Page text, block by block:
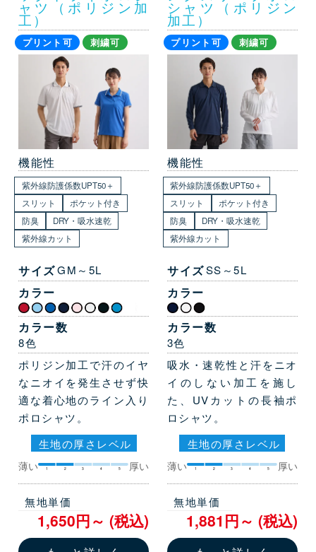
ャツ（ポリジン加
工）
プリント可 刺繍可
機能性
紫外線防護係数UPT50＋
スリット
ポケット付き
防臭
DRY・吸水速乾
紫外線カット
サイズGM～5L
カラー
カラー数
8色
ポリジン加工で汗のイヤ
なニオイを発生させず快
適な着心地のライン入り
ポロシャツ。
生地の厚さレベル
薄い 1 2 3 4 5 厚い
無地単価
1,650円～ (税込)
シャツ（ポリジン
加工）
プリント可 刺繍可
機能性
紫外線防護係数UPT50＋
スリット
ポケット付き
防臭
DRY・吸水速乾
紫外線カット
サイズSS～5L
カラー
カラー数
3色
吸水・速乾性と汗をニオ
イのしない加工を施し
た、UVカットの長袖ポ
ロシャツ。
生地の厚さレベル
薄い 1 2 3 4 5 厚い
無地単価
1,881円～ (税込)